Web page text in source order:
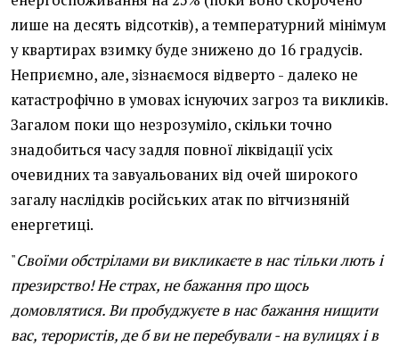
лише на десять відсотків), а температурний мінімум
у квартирах взимку буде знижено до 16 градусів.
Неприємно, але, зізнаємося відверто - далеко не
катастрофічно в умовах існуючих загроз та викликів.
Загалом поки що незрозуміло, скільки точно
знадобиться часу задля повної ліквідації усіх
очевидних та завуальованих від очей широкого
загалу наслідків російських атак по вітчизняній
енергетиці.
"Своїми обстрілами ви викликаєте в нас тільки лють і
презирство! Не страх, не бажання про щось
домовлятися. Ви пробуджуєте в нас бажання нищити
вас, терористів, де б ви не перебували - на вулицях і в